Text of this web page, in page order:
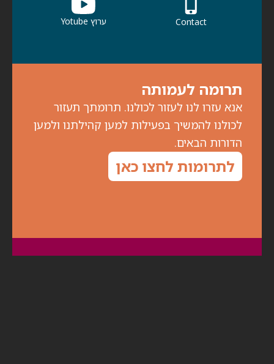
תרומה לעמותה
אנא עזרו לנו לעזור לכולנו. תרומתך תעזור
לכולנו להמשיך בפעילות למען קהילתנו ולמען
הדורות הבאים.
לתרומות לחצו כאן
Contact ערוץ Yotube